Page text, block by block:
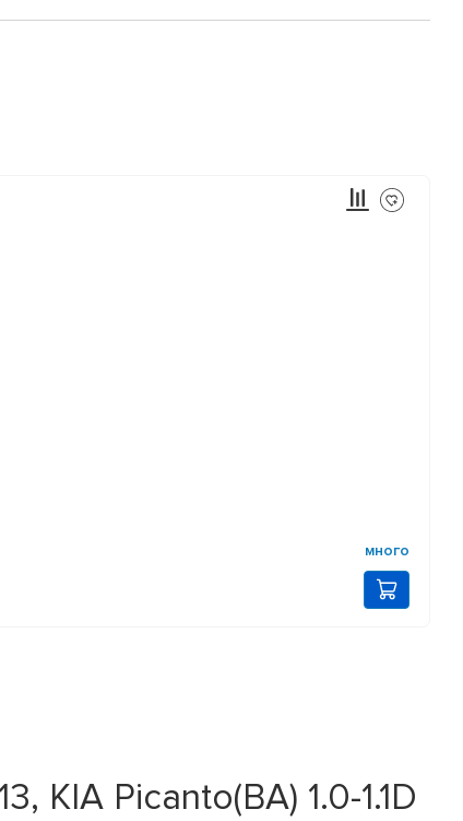
много
KIA Picanto(BA) 1.0-1.1D